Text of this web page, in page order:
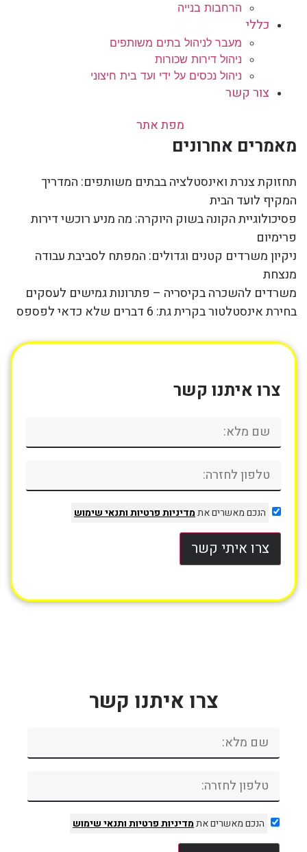
הרחבות בנייה
כללי
מעבר לניהול בתים משותפים
ניהול דירות שכורות
ניהול נכסים על ידי ועד בית חיצוני
צור קשר
מפת אתר
מאמרים אחרונים
תחזוקת צנרת ואינסטלציה בבתים משותפים: המדריך
המקיף לועד הבית
פסיכולוגיית הקונה בשוק היוקרה: מה מניע רוכשי דירות
פרימיום
ניקיון משרדים קטנים וגדולים: המפתח לסביבת עבודה
מנצחת
משרדים להשכרה בקיסריה – פתרונות גמישים לעסקים
בחירת אינסטלטור בקרית גת: 6 דברים שלא כדאי לפספס
צרו איתנו קשר
הנכם מאשרים אתמדיניות פרטיותותנאי שימוש
צרו איתי קשר
צרו איתנו קשר
הנכם מאשרים אתמדיניות פרטיותותנאי שימוש